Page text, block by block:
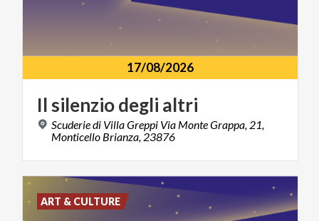
17/08/2026
Il silenziodegli altri
Scuderie di Villa Greppi Via Monte Grappa, 21,
Monticello Brianza, 23876
ART & CULTURE